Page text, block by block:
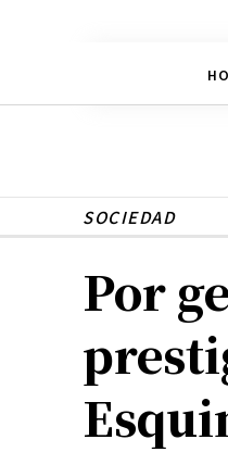
SOCIEDAD
Por